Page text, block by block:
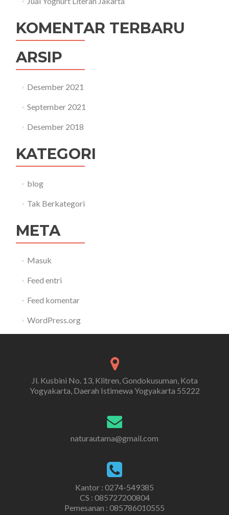
KOMENTAR TERBARU
ARSIP
Desember 2021
September 2021
Desember 2018
KATEGORI
blog
Tak Berkategori
META
Masuk
Feed entri
Feed komentar
WordPress.org
Jl. Kusbini No. 13, Klitren, Gondokusuman, Kota
Yogyakarta, Daerah Istimewa Yogyakarta 55222
naturautama@gmail.com
Kantor : 0274-549385
CS : 085727200804
Pemesanan : 085786010555